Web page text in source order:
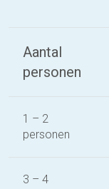
Aantal
personen
1 – 2
personen
3 – 4